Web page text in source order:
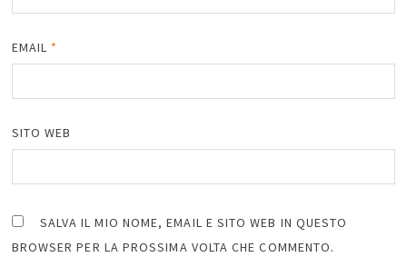
EMAIL *
SITO WEB
SALVA IL MIO NOME, EMAIL E SITO WEB IN QUESTO
BROWSER PER LA PROSSIMA VOLTA CHE COMMENTO.